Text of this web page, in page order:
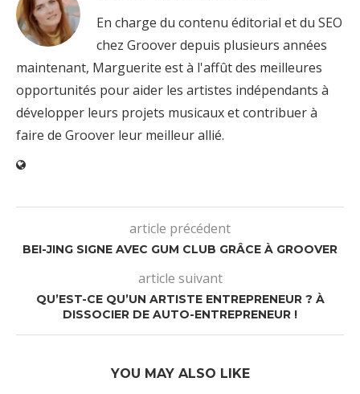
En charge du contenu éditorial et du SEO
chez Groover depuis plusieurs années
maintenant, Marguerite est à l'affût des meilleures
opportunités pour aider les artistes indépendants à
développer leurs projets musicaux et contribuer à
faire de Groover leur meilleur allié.
article précédent
BEI-JING SIGNE AVEC GUM CLUB GRÂCE À GROOVER
article suivant
QU’EST-CE QU’UN ARTISTE ENTREPRENEUR ? À
DISSOCIER DE AUTO-ENTREPRENEUR !
YOU MAY ALSO LIKE